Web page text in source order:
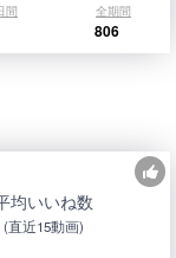
間 全期間
806
均いいね数
(直近15動画)